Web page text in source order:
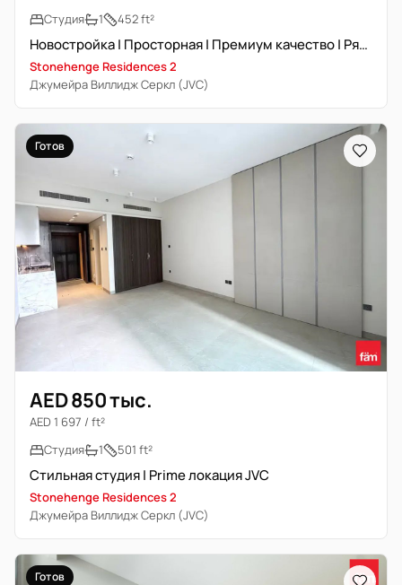
Студия
1 452 ft²
Новостройка | Просторная | Премиум качество | Рядом с выездом
Stonehenge Residences 2
Джумейра Виллидж Серкл (JVC)
Готов
AED 850 тыс.
AED 1 697 / ft²
Студия
1 501 ft²
Стильная студия | Prime локация JVC
Stonehenge Residences 2
Джумейра Виллидж Серкл (JVC)
Готов